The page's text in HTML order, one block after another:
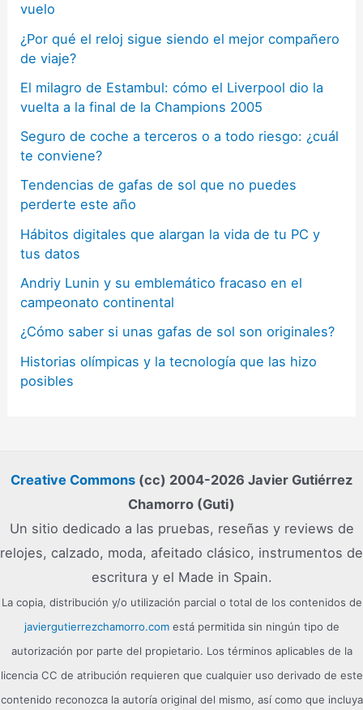
vuelo
¿Por qué el reloj sigue siendo el mejor compañero
de viaje?
El milagro de Estambul: cómo el Liverpool dio la
vuelta a la final de la Champions 2005
Seguro de coche a terceros o a todo riesgo: ¿cuál
te conviene?
Tendencias de gafas de sol que no puedes
perderte este año
Hábitos digitales que alargan la vida de tu PC y
tus datos
Andriy Lunin y su emblemático fracaso en el
campeonato continental
¿Cómo saber si unas gafas de sol son originales?
Historias olímpicas y la tecnología que las hizo
posibles
Creative Commons (cc) 2004-2026 Javier Gutiérrez
Chamorro (Guti)
Un sitio dedicado a las pruebas, reseñas y reviews de
relojes, calzado, moda, afeitado clásico, instrumentos de
escritura y el Made in Spain.
La copia, distribución y/o utilización parcial o total de los contenidos de
javiergutierrezchamorro.comestá permitida sin ningún tipo de
autorización por parte del propietario. Los términos aplicables de la
licencia CC de atribución requieren que cualquier uso derivado de este
contenido reconozca la autoría original del mismo, así como que incluya